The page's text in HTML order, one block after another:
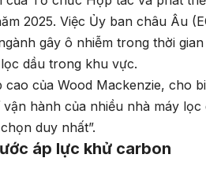
2025. Việc Ủy ban châu Âu
gây ô nhiễm trong thời
dầu trong khu vực.
của Wood Mackenzie, cho
hành của nhiều nhà máy
duy nhất”.
áp lực khử carbon